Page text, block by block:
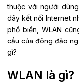
thuộc với người
dây kết nối Internet
phổ biến, WLAN
cầu của đông đảo
gì?
WLAN là gì?